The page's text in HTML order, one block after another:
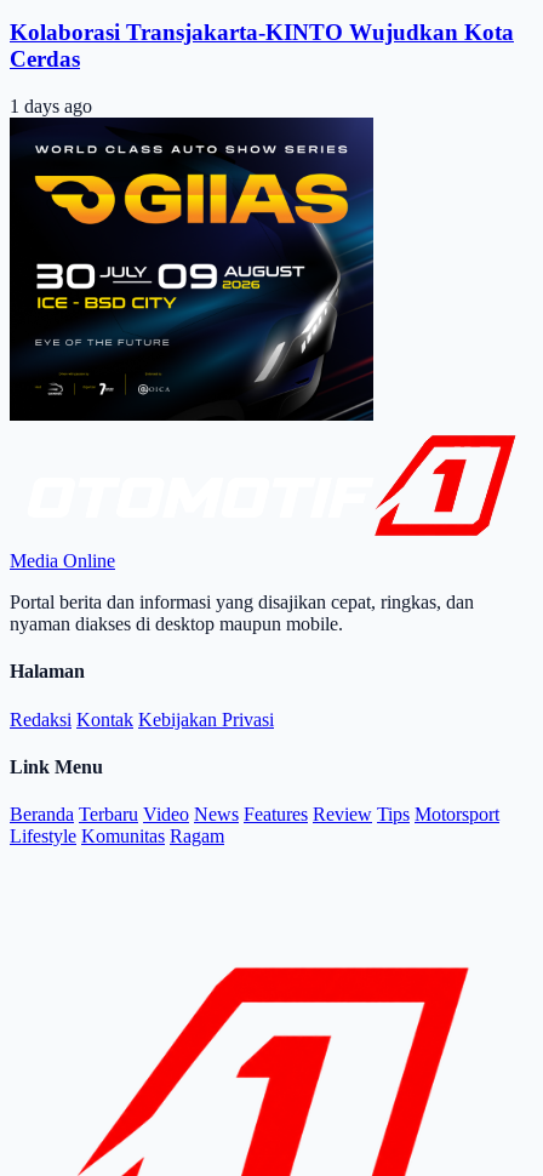
Kolaborasi Transjakarta-KINTO Wujudkan Kota
Cerdas
1 days ago
Media Online
Portal berita dan informasi yang disajikan cepat, ringkas, dan
nyaman diakses di desktop maupun mobile.
Halaman
Redaksi Kontak Kebijakan Privasi
Link Menu
Beranda Terbaru Video News Features Review Tips Motorsport
Lifestyle Komunitas Ragam